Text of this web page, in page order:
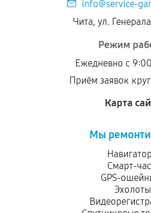
info@service-
Чита, ул.
Режим
Ежедневно с
Приём заявок
Карта
Мы
Смарт-
GPS-
Эхолоты